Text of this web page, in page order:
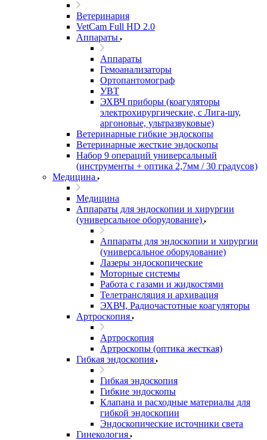
Ветеринария
VetCam Full HD 2.0
Аппараты
Аппараты
Гемоанализаторы
Ортопантомограф
УВТ
ЭХВЧ приборы (коагуляторы
электрохирургические, с Лига-шу,
аргоновые, ультразвуковые)
Ветеринарные гибкие эндоскопы
Ветеринарные жесткие эндоскопы
Набор 9 операций универсальный
(инструменты + оптика 2,7мм / 30 градусов)
Медицина
Медицина
Аппараты для эндоскопии и хирургии
(универсальное оборудование)
Аппараты для эндоскопии и хирургии
(универсальное оборудование)
Лазеры эндоскопические
Моторные системы
Работа с газами и жидкостями
Телетрансляция и архивация
ЭХВЧ, Радиочастотные коагуляторы
Артроскопия
Артроскопия
Артроскопы (оптика жесткая)
Гибкая эндоскопия
Гибкая эндоскопия
Гибкие эндоскопы
Клапана и расходные материалы для
гибкой эндоскопии
Эндоскопические источники света
Гинекология